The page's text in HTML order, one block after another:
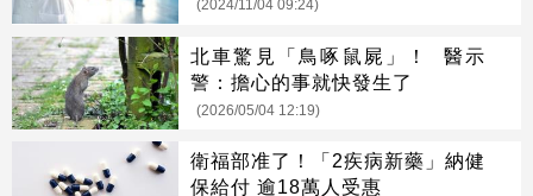
(2024/11/04 09:24)
北車驚見「鳥啄鼠屍」！ 醫示
警：擔心的事就快發生了
(2026/05/04 12:19)
衛福部准了！「2疾病新藥」納健
保給付 逾18萬人受惠